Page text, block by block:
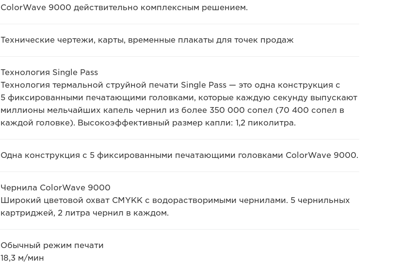
ColorWave 9000 действительно комплексным решением.
Технические чертежи, карты, временные плакаты для точек продаж
Технология Single Pass
Технология термальной струйной печати Single Pass — это одна конструкция с
5 фиксированными печатающими головками, которые каждую секунду выпускают
миллионы мельчайших капель чернил из более 350 000 сопел (70 400 сопел в
каждой головке). Высокоэффективный размер капли: 1,2 пиколитра.
Одна конструкция с 5 фиксированными печатающими головками ColorWave 9000.
Чернила ColorWave 9000
Широкий цветовой охват CMYKK с водорастворимыми чернилами. 5 чернильных
картриджей, 2 литра чернил в каждом.
Обычный режим печати
18,3 м/мин